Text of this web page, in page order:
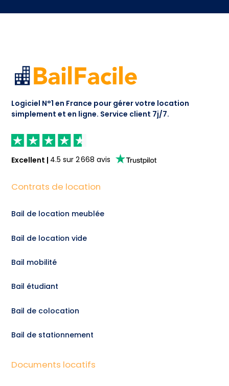
Logiciel N°1 en France pour gérer votre location
simplement et en ligne. Service client 7j/7.
Excellent | 4.5 sur2 668 avis
Contrats de location
Bail de location meublée
Bail de location vide
Bail mobilité
Bail étudiant
Bail de colocation
Bail de stationnement
Documents locatifs